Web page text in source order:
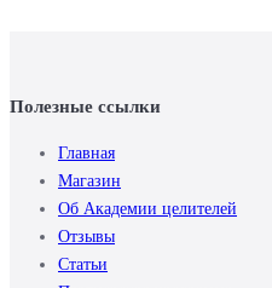
Полезные ссылки
Главная
Магазин
Об Академии целителей
Отзывы
Статьи